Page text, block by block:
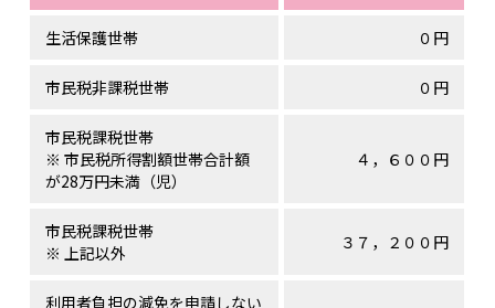
生活保護世帯 ０円
市民税非課税世帯 ０円
市民税課税世帯
※ 市民税所得割額世帯合計額
が28万円未満（児）
４，６００円
市民税課税世帯
※ 上記以外
３７，２００円
利用者負担の減免を申請しない